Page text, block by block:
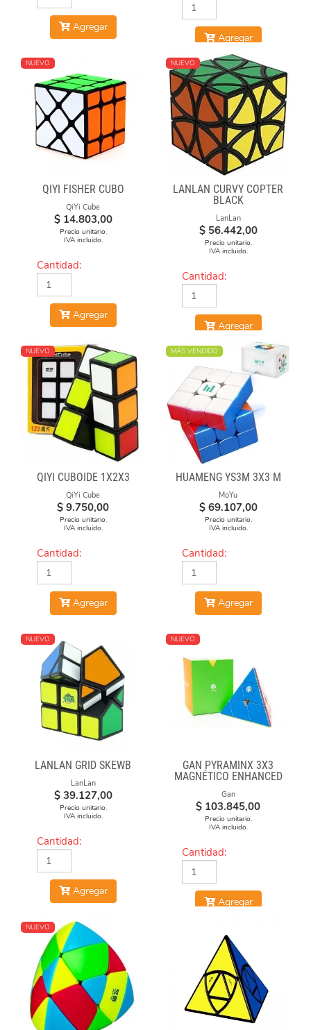
Agregar
Agregar
NUEVO
QIYI FISHER CUBO
QiYi Cube
$ 14.803,00
Precio unitario.
IVA incluido.
Cantidad:
Agregar
NUEVO
LANLAN CURVY COPTER
BLACK
LanLan
$ 56.442,00
Precio unitario.
IVA incluido.
Cantidad:
Agregar
NUEVO
QIYI CUBOIDE 1X2X3
QiYi Cube
$ 9.750,00
Precio unitario.
IVA incluido.
Cantidad:
Agregar
MÁS VENDIDO
HUAMENG YS3M 3X3 M
MoYu
$ 69.107,00
Precio unitario.
IVA incluido.
Cantidad:
Agregar
NUEVO
LANLAN GRID SKEWB
LanLan
$ 39.127,00
Precio unitario.
IVA incluido.
Cantidad:
Agregar
NUEVO
GAN PYRAMINX 3X3
MAGNÉTICO ENHANCED
Gan
$ 103.845,00
Precio unitario.
IVA incluido.
Cantidad:
Agregar
NUEVO